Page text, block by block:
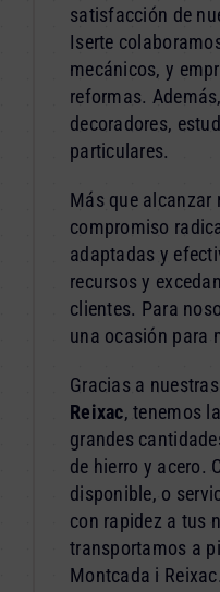
satisfacción de
Iserte
mecánicos, y
reformas.
decoradores,
particulares.
Más que alcanzar
compromiso
adaptadas y
recursos y
clientes. Para
una ocasión para
Gracias a
Reixac, tenemos
grandes
de hierro y acero.
disponible, o
con rapidez a tus
transportamos a
Montcada i Reixac.